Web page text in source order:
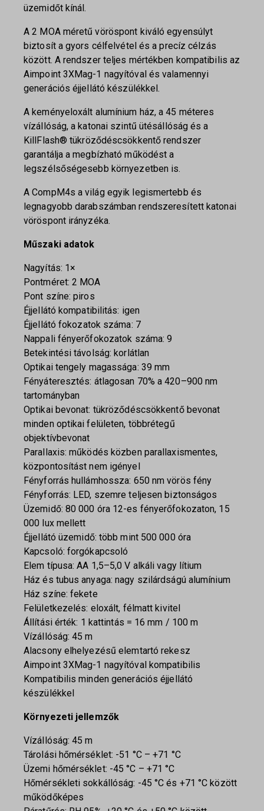
üzemidőt kínál.
A 2 MOA méretű vöröspont kiváló egyensúlyt
biztosít a gyors célfelvétel és a precíz célzás
között. A rendszer teljes mértékben kompatibilis az
Aimpoint 3XMag-1 nagyítóval és valamennyi
generációs éjjellátó készülékkel.
A keményeloxált alumínium ház, a 45 méteres
vízállóság, a katonai szintű ütésállóság és a
KillFlash® tükröződéscsökkentő rendszer
garantálja a megbízható működést a
legszélsőségesebb környezetben is.
A CompM4s a világ egyik legismertebb és
legnagyobb darabszámban rendszeresített katonai
vöröspont irányzéka.
Műszaki adatok
Nagyítás: 1×
Pontméret: 2 MOA
Pont színe: piros
Éjjellátó kompatibilitás: igen
Éjjellátó fokozatok száma: 7
Nappali fényerőfokozatok száma: 9
Betekintési távolság: korlátlan
Optikai tengely magassága: 39 mm
Fényáteresztés: átlagosan 70% a 420–900 nm
tartományban
Optikai bevonat: tükröződéscsökkentő bevonat
minden optikai felületen, többrétegű
objektívbevonat
Parallaxis: működés közben parallaxismentes,
központosítást nem igényel
Fényforrás hullámhossza: 650 nm vörös fény
Fényforrás: LED, szemre teljesen biztonságos
Üzemidő: 80 000 óra 12-es fényerőfokozaton, 15
000 lux mellett
Éjjellátó üzemidő: több mint 500 000 óra
Kapcsoló: forgókapcsoló
Elem típusa: AA 1,5–5,0 V alkáli vagy lítium
Ház és tubus anyaga: nagy szilárdságú alumínium
Ház színe: fekete
Felületkezelés: eloxált, félmatt kivitel
Állítási érték: 1 kattintás = 16 mm / 100 m
Vízállóság: 45 m
Alacsony elhelyezésű elemtartó rekesz
Aimpoint 3XMag-1 nagyítóval kompatibilis
Kompatibilis minden generációs éjjellátó
készülékkel
Környezeti jellemzők
Vízállóság: 45 m
Tárolási hőmérséklet: -51 °C – +71 °C
Üzemi hőmérséklet: -45 °C – +71 °C
Hőmérsékleti sokkállóság: -45 °C és +71 °C között
működőképes